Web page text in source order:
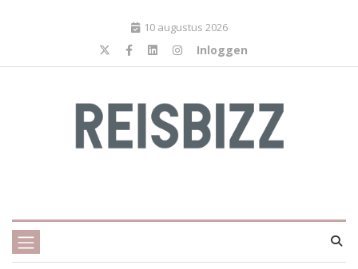
10 augustus 2026
Inloggen